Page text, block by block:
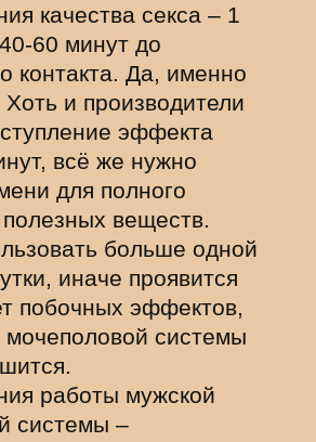
качества секса – 1
60 минут до
контакта. Да, именно
и производители
эффекта
всё же нужно
для полного
веществ.
больше одной
иначе проявится
побочных эффектов,
мочеполовой системы
работы мужской
системы –